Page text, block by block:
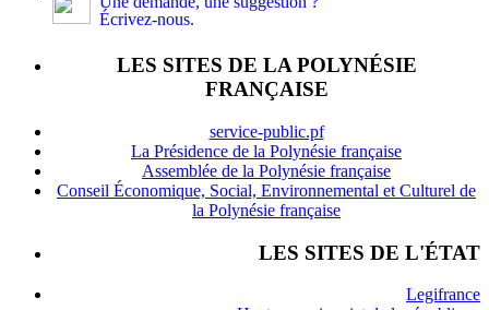
Écrivez-nous.
LES SITES DE LA POLYNÉSIE
FRANÇAISE
service-public.pf
La Présidence de la Polynésie française
Assemblée de la Polynésie française
Conseil Économique, Social, Environnemental et Culturel de
la Polynésie française
LES SITES DE L'ÉTAT
Legifrance